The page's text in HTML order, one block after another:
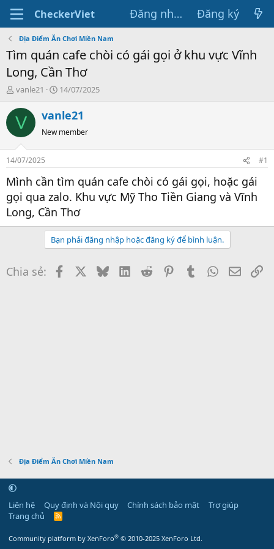
CheckerViet Đăng nhập Đăng ký
Địa Điểm Ăn Chơi Miền Nam
Tìm quán cafe chòi có gái gọi ở khu vực Vĩnh
Long, Cần Thơ
T
r
e
d
s
t
a
r
t
e
vanle21
N
à
y
g
14/07/2025
V vanle21
New member
14/07/2025 #1
Mình cần tìm quán cafe chòi có gái gọi, hoặc gái
gọi qua zalo. Khu vực Mỹ Tho Tiền Giang và Vĩnh
Long, Cần Thơ
Bạn phải đăng nhập hoặc đăng ký để bình luận.
Chia sẻ: FacebookBlueskyLinkedIn
Reddit PinterestTumblrWhatsApp
Email
Địa Điểm Ăn Chơi Miền Nam
Liên hệ Quy định và Nội quy Chính sách bảo mật
Trợ giúp
Trang chủ
R
Community platform by XenForo® © 2010-2025 XenForo Ltd.